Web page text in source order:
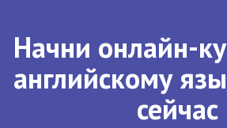
Начни онлайн-
английскому
сейчас